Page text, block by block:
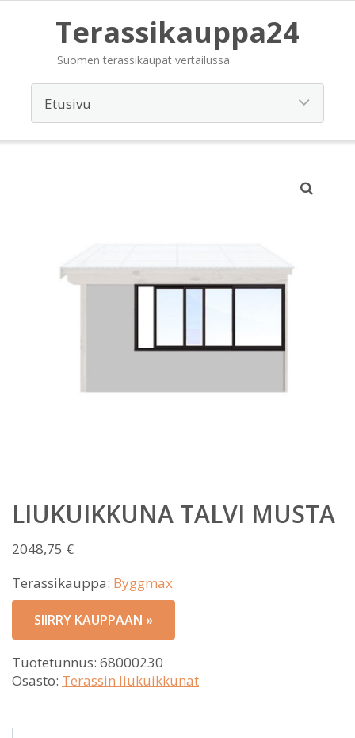
Terassikauppa24
Suomen terassikaupat vertailussa
LIUKUIKKUNA TALVI MUSTA
2048,75 €
Terassikauppa: Byggmax
SIIRRY KAUPPAAN »
Tuotetunnus: 68000230
Osasto: Terassin liukuikkunat